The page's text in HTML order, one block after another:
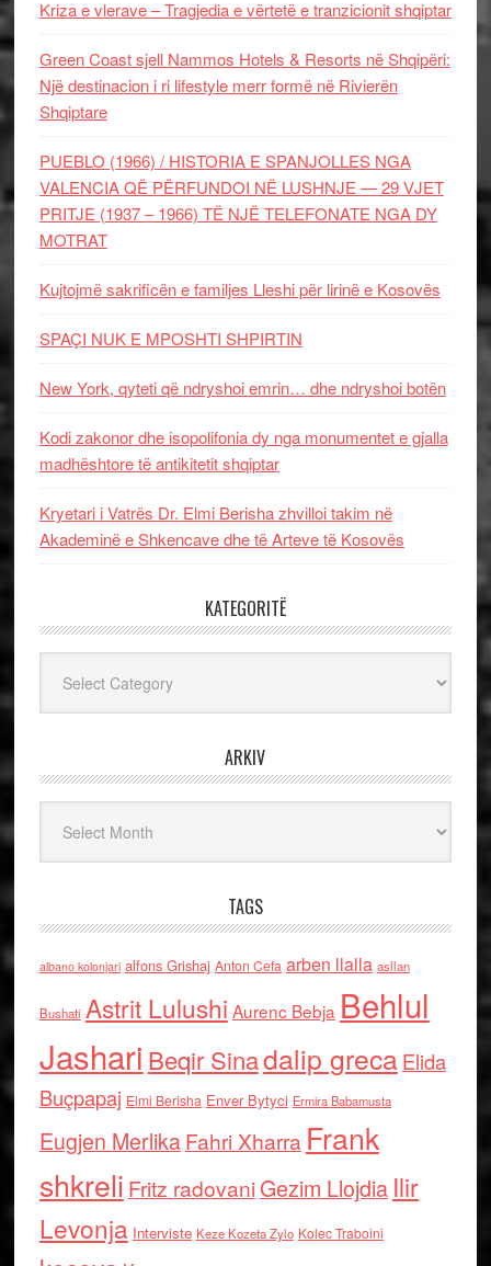
Kriza e vlerave – Tragjedia e vërtetë e tranzicionit shqiptar
Green Coast sjell Nammos Hotels & Resorts në Shqipëri:
Një destinacion i ri lifestyle merr formë në Rivierën
Shqiptare
PUEBLO (1966) / HISTORIA E SPANJOLLES NGA
VALENCIA QË PËRFUNDOI NË LUSHNJE — 29 VJET
PRITJE (1937 – 1966) TË NJË TELEFONATE NGA DY
MOTRAT
Kujtojmë sakrificën e familjes Lleshi për lirinë e Kosovës
SPAÇI NUK E MPOSHTI SHPIRTIN
New York, qyteti që ndryshoi emrin… dhe ndryshoi botën
Kodi zakonor dhe isopolifonia dy nga monumentet e gjalla
madhështore të antikitetit shqiptar
Kryetari i Vatrës Dr. Elmi Berisha zhvilloi takim në
Akademinë e Shkencave dhe të Arteve të Kosovës
KATEGORITË
ARKIV
TAGS
albano kolonjari alfons Grishaj Anton Cefa arben llalla asllan
Bushati Astrit Lulushi Aurenc Bebja Behlul
Jashari Beqir Sinadalip grecaElida
Buçpapaj Elmi Berisha Enver Bytyci Ermira Babamusta
Eugjen MerlikaFahri Xharra Frank
shkreli Fritz radovaniGezim Llojdia Ilir
Levonja Interviste Keze Kozeta Zylo Kolec Traboini